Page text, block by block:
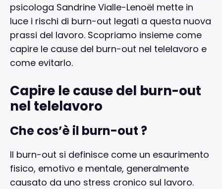
psicologa Sandrine Vialle-Lenoël mette in
luce i rischi di burn-out legati a questa nuova
prassi del lavoro. Scopriamo insieme come
capire le cause del burn-out nel telelavoro e
come evitarlo.
Capire le cause del burn-out
nel telelavoro
Che cos’è il burn-out ?
Il burn-out si definisce come un esaurimento
fisico, emotivo e mentale, generalmente
causato da uno stress cronico sul lavoro.